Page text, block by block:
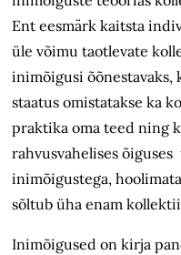
Ent eesmärk kaitsta
üle võimu taotlevate
inimõigusi
staatus omistatakse ka
praktika oma teed ning
rahvusvahelises
inimõigustega,
sõltub üha enam
Inimõigused on kirja